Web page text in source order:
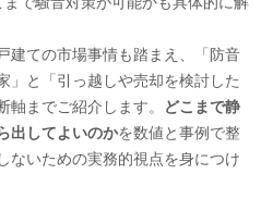
ォーム費用の相場と、管理規約
用の考え方、壁や天井や床はど
？
でやっていい防音とNGなDIYの
」人がまず知っておくべき！
建ての市場事情も踏まえ、「防音
」と「引っ越しや売却を検討した
までご紹介します。 どこまで静
出してよいのかを数値と事例で整
ないための実務的視点を身につけ